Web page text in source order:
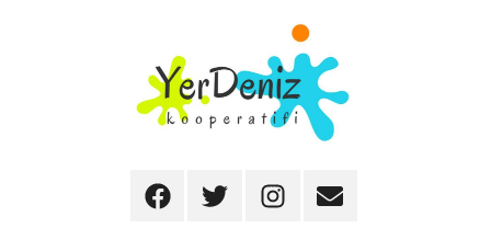
FacebookTwitter Instagram
E-